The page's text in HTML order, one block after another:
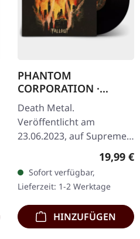
PHANTOM
CORPORATION ·
Fallout | BLACK LP
Death Metal.
Veröffentlicht am
23.06.2023, auf Supreme
Schwarzes Vinyl mit
Insert, limitiert auf 300
handnummerierte
Exemplare. Vinyl…
19,99 €
Sofort verfügbar,
Lieferzeit: 1-2 Werktage
HINZUFÜGEN